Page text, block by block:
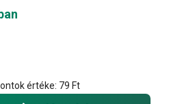
értéke: 79 Ft